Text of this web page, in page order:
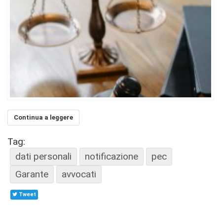
Continua a leggere
Tag:
dati personali
notificazione
pec
Garante
avvocati
Tweet